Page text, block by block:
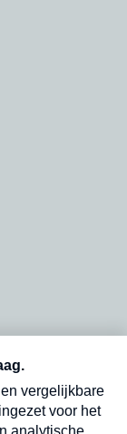
in